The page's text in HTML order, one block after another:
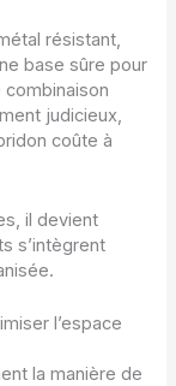
résistant,
base sûre pour
combinaison
judicieux,
coûte à
il devient
s’intègrent
l’espace
la manière de